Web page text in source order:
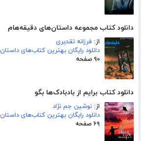
دانلود کتاب مجموعه داستان‌های دقیقه‌هام
از: فرزانه تقدیری
دانلود رایگان بهترین کتاب‌های داستان
۹۰ صفحه
دانلود کتاب برایم از بادبادک‌ها بگو
از: نوشین جم نژاد
دانلود رایگان بهترین کتاب‌های داستان
۶۹ صفحه